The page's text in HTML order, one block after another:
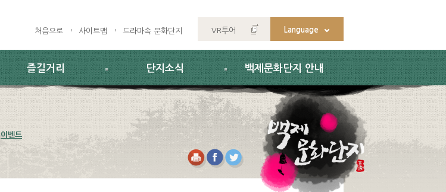
처음으로 사이트맵 드라마속 문화단지 VR투어 Language
즐길거리 단지소식 백제문화단지 안내
이벤트